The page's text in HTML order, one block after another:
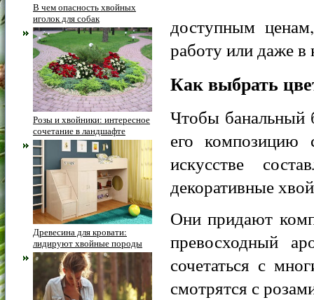
В чем опасность хвойных
иголок для собак
Розы и хвойники: интересное
сочетание в ландшафте
Древесина для кровати:
лидируют хвойные породы
доступным
работу или даже в
Как выбрать
Чтобы банальный
его композицию
искусстве
декоративные
Они придают
превосходный
сочетаться с
смотрятся с